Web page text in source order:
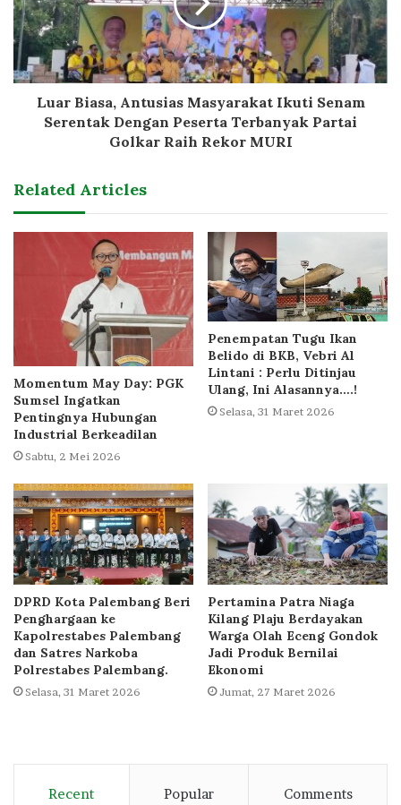
Luar Biasa, Antusias Masyarakat Ikuti Senam
Serentak Dengan Peserta Terbanyak Partai
Golkar Raih Rekor MURI
Related Articles
Momentum May Day: PGK
Sumsel Ingatkan
Pentingnya Hubungan
Industrial Berkeadilan
Sabtu, 2 Mei 2026
Penempatan Tugu Ikan
Belido di BKB, Vebri Al
Lintani : Perlu Ditinjau
Ulang, Ini Alasannya….!
Selasa, 31 Maret 2026
DPRD Kota Palembang Beri
Penghargaan ke
Kapolrestabes Palembang
dan Satres Narkoba
Polrestabes Palembang.
Selasa, 31 Maret 2026
Pertamina Patra Niaga
Kilang Plaju Berdayakan
Warga Olah Eceng Gondok
Jadi Produk Bernilai
Ekonomi
Jumat, 27 Maret 2026
Recent Popular Comments